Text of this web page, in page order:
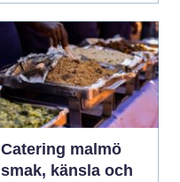
Catering malmö
smak, känsla och